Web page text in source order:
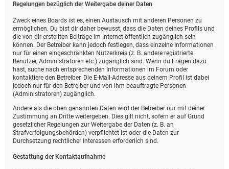
Regelungen bezüglich der Weitergabe deiner Daten
Zweck eines Boards ist es, einen Austausch mit anderen Personen zu
ermöglichen. Du bist dir daher bewusst, dass die Daten deines Profils und
die von dir erstellten Beiträge im Internet öffentlich zugänglich sein
können. Der Betreiber kann jedoch festlegen, dass einzelne Informationen
nur für einen eingeschränkten Nutzerkreis (z. B. andere registrierte
Benutzer, Administratoren etc.) zugänglich sind. Wenn du Fragen dazu
hast, suche nach entsprechenden Informationen im Forum oder
kontaktiere den Betreiber. Die E-Mail-Adresse aus deinem Profil ist dabei
jedoch nur für den Betreiber und von ihm beauftragte Personen
(Administratoren) zugänglich.
Andere als die oben genannten Daten wird der Betreiber nur mit deiner
Zustimmung an Dritte weitergeben. Dies gilt nicht, sofern er auf Grund
gesetzlicher Regelungen zur Weitergabe der Daten (z. B. an
Strafverfolgungsbehörden) verpflichtet ist oder die Daten zur
Durchsetzung rechtlicher Interessen erforderlich sind.
Gestattung der Kontaktaufnahme